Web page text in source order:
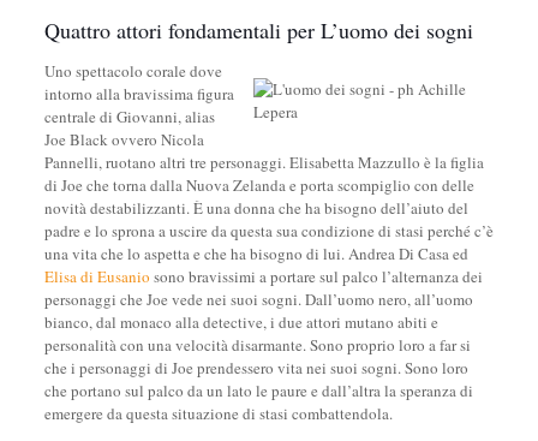
Quattro attori fondamentali per L’uomo dei sogni
Uno spettacolo corale dove
intorno alla bravissima figura
centrale di Giovanni, alias
Joe Black ovvero Nicola
Pannelli, ruotano altri tre personaggi. Elisabetta Mazzullo è la figlia
di Joe che torna dalla Nuova Zelanda e porta scompiglio con delle
novità destabilizzanti. È una donna che ha bisogno dell’aiuto del
padre e lo sprona a uscire da questa sua condizione di stasi perché c’è
una vita che lo aspetta e che ha bisogno di lui. Andrea Di Casa ed
Elisa di Eusanio sono bravissimi a portare sul palco l’alternanza dei
personaggi che Joe vede nei suoi sogni. Dall’uomo nero, all’uomo
bianco, dal monaco alla detective, i due attori mutano abiti e
personalità con una velocità disarmante. Sono proprio loro a far si
che i personaggi di Joe prendessero vita nei suoi sogni. Sono loro
che portano sul palco da un lato le paure e dall’altra la speranza di
emergere da questa situazione di stasi combattendola.